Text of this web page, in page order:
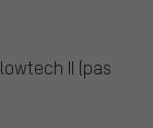
II (pas